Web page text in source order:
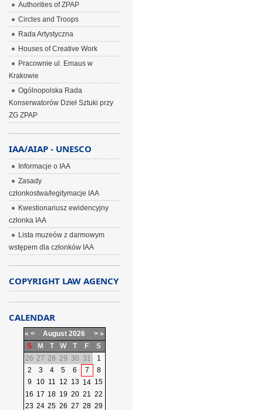
Authorities of ZPAP
Circles and Troops
Rada Artystyczna
Houses of Creative Work
Pracownie ul. Emaus w
Krakowie
Ogólnopolska Rada
Konserwatorów Dzieł Sztuki przy
ZG ZPAP
IAA/AIAP - UNESCO
Informacje o IAA
Zasady
członkostwa/legitymacje IAA
Kwestionariusz ewidencyjny
członka IAA
Lista muzeów z darmowym
wstępem dla członków IAA
COPYRIGHT LAW AGENCY
CALENDAR
« < August 2026 > »
S
M T W T F
S
26 27 28 29 30 31
1
2
3 4 5 6 7
8
9
10 11 12 13 14 15
16 17 18 19 20 21 22
23 24 25 26 27 28 29